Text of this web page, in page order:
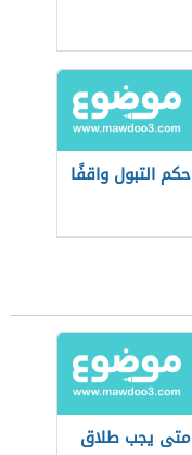
حكم التبول واقفًا
متى يجب طلاق